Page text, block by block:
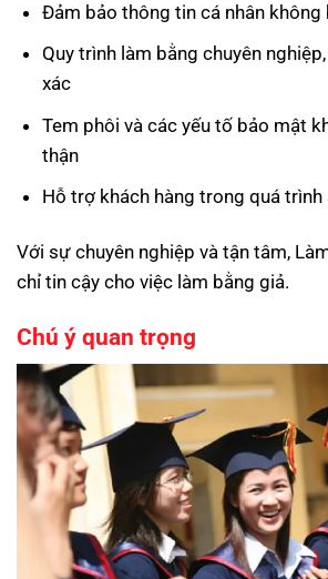
Đảm bảo thông tin cá nhân không
Quy trình làm bằng chuyên
xác
Tem phôi và các yếu tố bảo mật
thận
Hỗ trợ khách hàng trong quá
Với sự chuyên nghiệp và tận tâm,
chỉ tin cậy cho việc làm bằng giả.
Chú ý quan trọng